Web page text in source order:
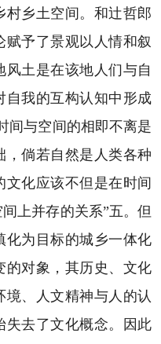
村乡土空间。和辻哲郎
赋予了景观以人情和叙
土是在该地人们与自
自我的互构认知中形成
间与空间的相即不离是
，倘若自然是人类各种
化应该不但是在时间
上并存的关系”五。但
化为目标的城乡一体化
的对象，其历史、文化
、人文精神与人的认
失去了文化概念。因此